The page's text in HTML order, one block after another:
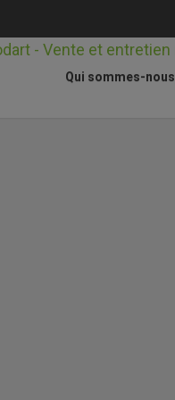
Qui sommes-nous